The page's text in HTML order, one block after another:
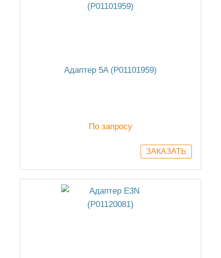
Адаптер 5A (P01101959)
По запросу